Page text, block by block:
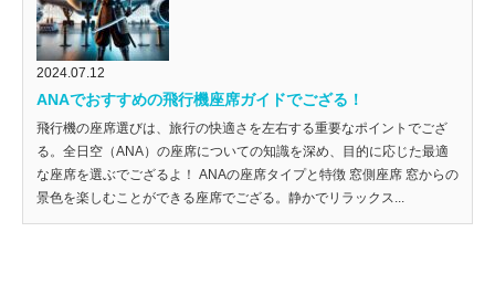
2024.07.12
ANAでおすすめの飛行機座席ガイドでござる！
飛行機の座席選びは、旅行の快適さを左右する重要なポイントでござ
る。全日空（ANA）の座席についての知識を深め、目的に応じた最適
な座席を選ぶでござるよ！ ANAの座席タイプと特徴 窓側座席 窓からの
景色を楽しむことができる座席でござる。静かでリラックス...